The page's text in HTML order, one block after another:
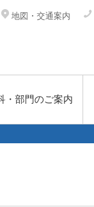
地図・交通案内
・部門のご案内